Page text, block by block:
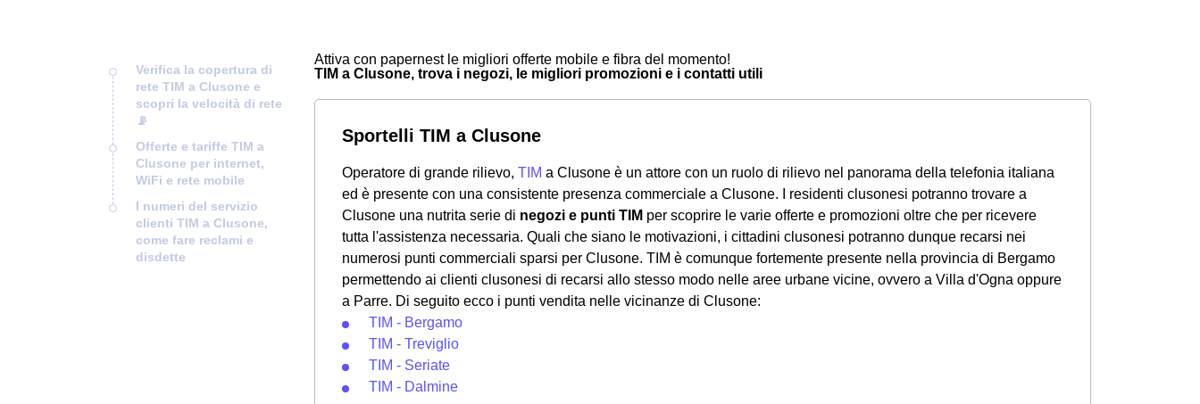
Verifica la copertura di
rete TIM a Clusone e
scopri la velocità di rete
📡
Offerte e tariffe TIM a
Clusone per internet,
WiFi e rete mobile
I numeri del servizio
clienti TIM a Clusone,
come fare reclami e
disdette
Attiva con papernest le migliori offerte mobile e fibra del momento!
TIM a Clusone, trova i negozi, le migliori promozioni e i contatti utili
Sportelli TIM a Clusone
Operatore di grande rilievo, TIM a Clusone è un attore con un ruolo di rilievo nel panorama della telefonia italiana
ed è presente con una consistente presenza commerciale a Clusone. I residenti clusonesi potranno trovare a
Clusone una nutrita serie di negozi e punti TIM per scoprire le varie offerte e promozioni oltre che per ricevere
tutta l'assistenza necessaria. Quali che siano le motivazioni, i cittadini clusonesi potranno dunque recarsi nei
numerosi punti commerciali sparsi per Clusone. TIM è comunque fortemente presente nella provincia di Bergamo
permettendo ai clienti clusonesi di recarsi allo stesso modo nelle aree urbane vicine, ovvero a Villa d'Ogna oppure
a Parre. Di seguito ecco i punti vendita nelle vicinanze di Clusone:
TIM - Bergamo
TIM - Treviglio
TIM - Seriate
TIM - Dalmine